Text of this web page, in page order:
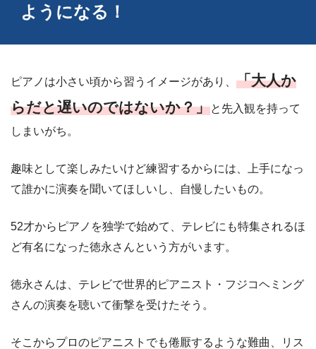
ようになる！
ピアノは小さい頃から習うイメージがあり、 「大人か
らだと遅いのではないか？」と先入観を持って
しまいがち。
趣味として楽しみたいけど練習するからには、上手になっ
て誰かに演奏を聞いてほしいし、自慢したいもの。
52才からピアノを独学で始めて、テレビにも特集されるほ
ど有名になった徳永さんという方がいます。
徳永さんは、テレビで世界的ピアニスト・フジコヘミング
さんの演奏を聴いて衝撃を受けたそう。
そこからプロのピアニストでも倦厭するような難曲、リス